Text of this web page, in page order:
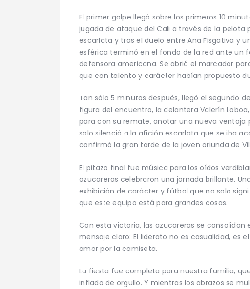
El primer golpe llegó sobre los primeros 10
jugada de ataque del Cali a través de la pelota
escarlata y tras el duelo entre Ana Fisgativa y
esférica terminó en el fondo de la red ante un
defensora americana. Se abrió el marcador
que con talento y carácter habían propuesto
Tan sólo 5 minutos después, llegó el segundo
figura del encuentro, la delantera Valerín
para con su remate, anotar una nueva ventaja
solo silenció a la afición escarlata que se iba
confirmó la gran tarde de la joven oriunda de
El pitazo final fue música para los oídos
azucareras celebraron una jornada brillante.
exhibición de carácter y fútbol que no solo
que este equipo está para grandes cosas.
Con esta victoria, las azucareras se
mensaje claro: El liderato no es casualidad, es
amor por la camiseta.
La fiesta fue completa para nuestra familia,
inflado de orgullo. Y mientras los abrazos se